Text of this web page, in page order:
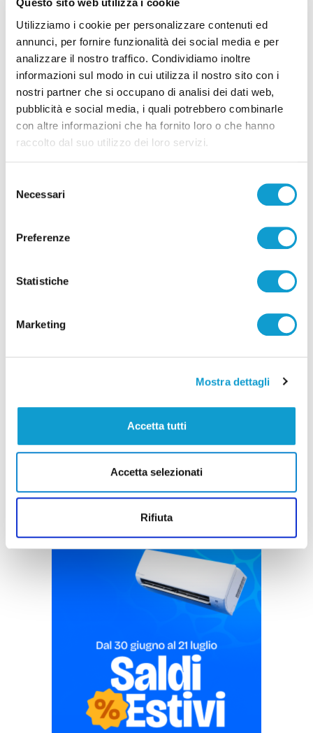
Questo sito web utilizza i cookie
Utilizziamo i cookie per personalizzare contenuti ed
annunci, per fornire funzionalità dei social media e per
analizzare il nostro traffico. Condividiamo inoltre
informazioni sul modo in cui utilizza il nostro sito con i
nostri partner che si occupano di analisi dei dati web,
pubblicità e social media, i quali potrebbero combinarle
con altre informazioni che ha fornito loro o che hanno
raccolto dal suo utilizzo dei loro servizi.
delNecessari
Preferenze
Statistiche
Marketing
Mostra dettagli
Accetta tutti
Accetta selezionati
Rifiuta
Correlati
Borse schermate e 2mila euro di profumi
rubati, tre denunciati nel fermano